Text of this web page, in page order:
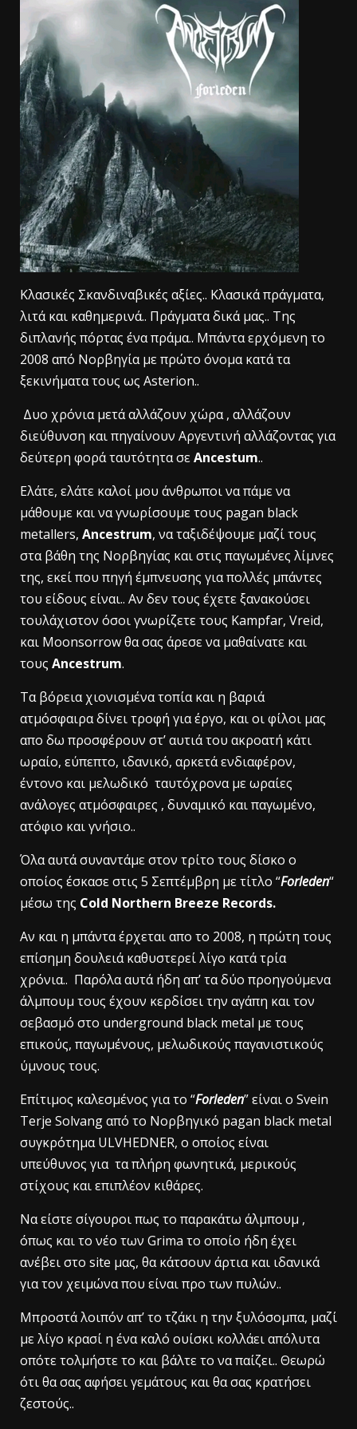
Κλασικές Σκανδιναβικές αξίες.. Κλασικά πράγματα,
λιτά και καθημερινά.. Πράγματα δικά μας.. Της
διπλανής πόρτας ένα πράμα.. Μπάντα ερχόμενη το
2008 από Νορβηγία με πρώτο όνομα κατά τα
ξεκινήματα τους ως Asterion..
Δυο χρόνια μετά αλλάζουν χώρα , αλλάζουν
διεύθυνση και πηγαίνουν Αργεντινή αλλάζοντας για
δεύτερη φορά ταυτότητα σεAncestum..
Ελάτε, ελάτε καλοί μου άνθρωποι να πάμε να
μάθουμε και να γνωρίσουμε τους pagan black
metallers, Ancestrum, να ταξιδέψουμε μαζί τους
στα βάθη της Νορβηγίας και στις παγωμένες λίμνες
της, εκεί που πηγή έμπνευσης για πολλές μπάντες
του είδους είναι.. Αν δεν τους έχετε ξανακούσει
τουλάχιστον όσοι γνωρίζετε τους Kampfar, Vreid,
και Moonsorrow θα σας άρεσε να μαθαίνατε και
τους Ancestrum.
Τα βόρεια χιονισμένα τοπία και η βαριά
ατμόσφαιρα δίνει τροφή για έργο, και οι φίλοι μας
απο δω προσφέρουν στ’ αυτιά του ακροατή κάτι
ωραίο, εύπεπτο, ιδανικό, αρκετά ενδιαφέρον,
έντονο και μελωδικό ταυτόχρονα με ωραίες
ανάλογες ατμόσφαιρες , δυναμικό και παγωμένο,
ατόφιο και γνήσιο..
Όλα αυτά συναντάμε στον τρίτο τους δίσκο ο
οποίος έσκασε στις 5 Σεπτέμβρη με τίτλο “Forleden“
μέσω της Cold Northern Breeze Records.
Aν και η μπάντα έρχεται απο το 2008, η πρώτη τους
επίσημη δουλειά καθυστερεί λίγο κατά τρία
χρόνια.. Παρόλα αυτά ήδη απ’ τα δύο προηγούμενα
άλμπουμ τους έχουν κερδίσει την αγάπη και τον
σεβασμό στο underground black metal με τους
επικούς, παγωμένους, μελωδικούς παγανιστικούς
ύμνους τους.
Επίτιμος καλεσμένος για το “Forleden” είναι ο Svein
Terje Solvang από το Νορβηγικό pagan black metal
συγκρότημα ULVHEDNER, ο οποίος είναι
υπεύθυνος για τα πλήρη φωνητικά, μερικούς
στίχους και επιπλέον κιθάρες.
Να είστε σίγουροι πως το παρακάτω άλμπουμ ,
όπως και το νέο των Grima το οποίο ήδη έχει
ανέβει στο site μας, θα κάτσουν άρτια και ιδανικά
για τον χειμώνα που είναι προ των πυλών..
Μπροστά λοιπόν απ’ το τζάκι η την ξυλόσομπα, μαζί
με λίγο κρασί η ένα καλό ουίσκι κολλάει απόλυτα
οπότε τολμήστε το και βάλτε το να παίζει.. Θεωρώ
ότι θα σας αφήσει γεμάτους και θα σας κρατήσει
ζεστούς..